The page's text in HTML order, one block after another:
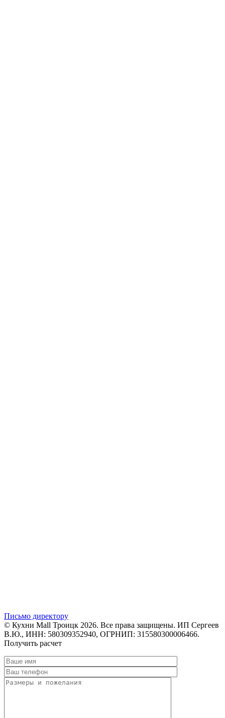
Письмо директору
© Кухни Mall Троицк 2026. Все права защищены. ИП Сергеев
В.Ю., ИНН: 580309352940, ОГРНИП: 315580300006466.
Получить расчет